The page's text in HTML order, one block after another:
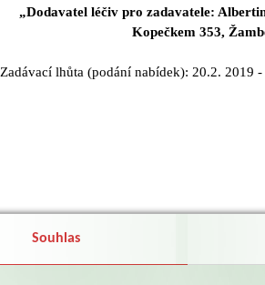
„Dodavatel léčiv pro zadavatele:
Kopečkem 353,
Zadávací lhůta (podání nabídek): 20.2. 2019
Souhlas